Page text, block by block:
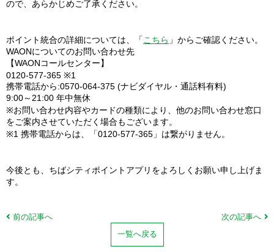
ので、あらかじめご了承ください。
ポイント統合の詳細については、「 こちら 」からご確認ください。
WAONについてのお問い合わせ先
【WAONコールセンター】
0120-577-365 ※1
携帯電話から:0570-064-375 (ナビダイヤル・通話料有料)
9:00～21:00 年中無休
※お問い合わせ内容やカードの種類により、他のお問い合わせ窓口
をご案内させていただく場合もございます。
※1 携帯電話からは、「0120-577-365」は繋がりません。
今後とも、ちばシティポイントアプリをよろしくお願い申し上げま
す。
前の記事へ
次の記事へ
一覧へ戻る